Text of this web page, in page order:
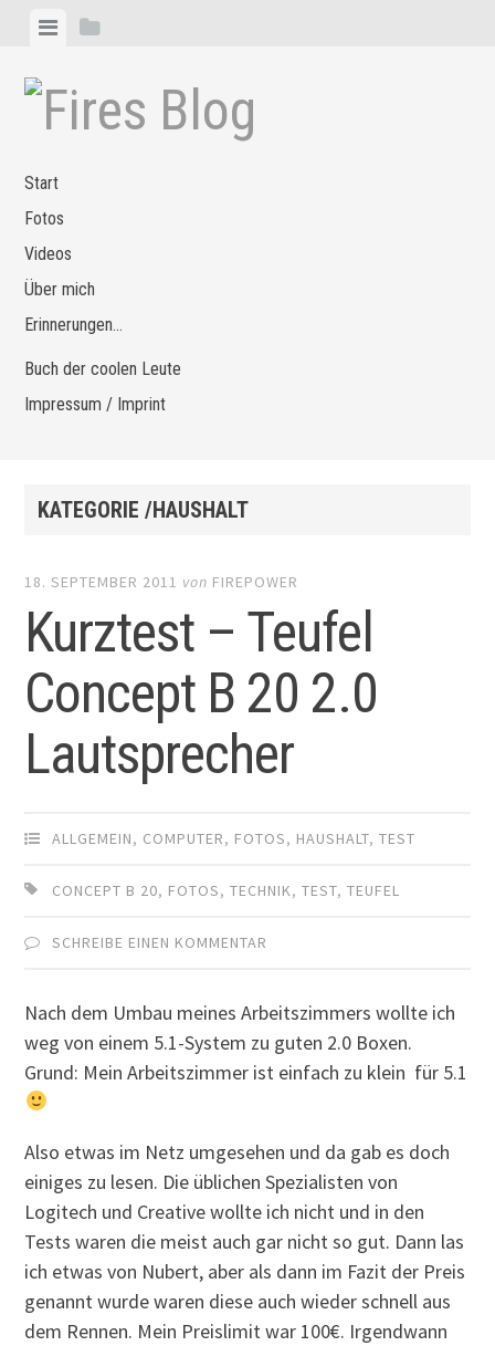
Zum
springen
MenüSeitenleiste
Start
Fotos
Videos
Über mich
Erinnerungen…
Buch der coolen Leute
Impressum / Imprint
KATEGORIE /HAUSHALT
18. SEPTEMBER 2011 von FIREPOWER
Kurztest – Teufel
Concept B 20 2.0
Lautsprecher
ALLGEMEIN, COMPUTER, FOTOS, HAUSHALT,TEST
CONCEPT B 20, FOTOS,TECHNIK,TEST,TEUFEL
SCHREIBE EINEN KOMMENTAR
Nach dem Umbau meines Arbeitszimmers wollte ich
weg von einem 5.1-System zu guten 2.0 Boxen.
Grund: Mein Arbeitszimmer ist einfach zu klein für 5.1
Also etwas im Netz umgesehen und da gab es doch
einiges zu lesen. Die üblichen Spezialisten von
Logitech und Creative wollte ich nicht und in den
Tests waren die meist auch gar nicht so gut. Dann las
ich etwas von Nubert, aber als dann im Fazit der Preis
genannt wurde waren diese auch wieder schnell aus
dem Rennen. Mein Preislimit war 100€. Irgendwann